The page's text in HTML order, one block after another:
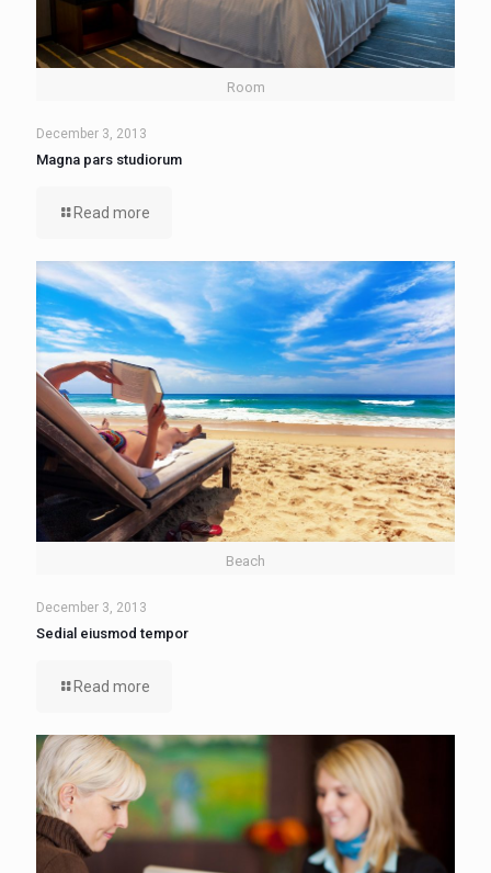
Room
December 3, 2013
Magna pars studiorum
Read more
Beach
December 3, 2013
Sedial eiusmod tempor
Read more